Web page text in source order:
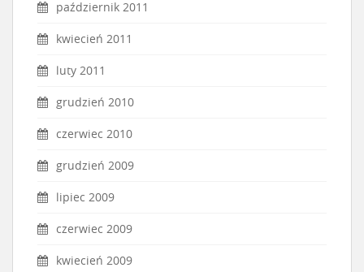
październik 2011
kwiecień 2011
luty 2011
grudzień 2010
czerwiec 2010
grudzień 2009
lipiec 2009
czerwiec 2009
kwiecień 2009